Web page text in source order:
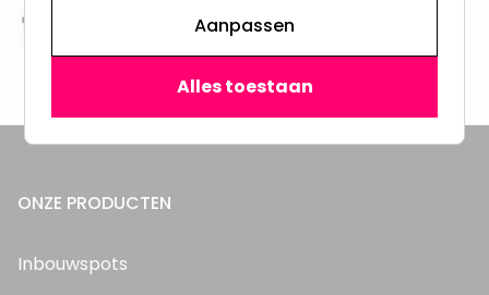
Altijd uit eigen voorraad
3000m2 - 60.000+ Producten
ONZE PRODUCTEN
Inbouwspots
Aanpassen
Alles toestaan